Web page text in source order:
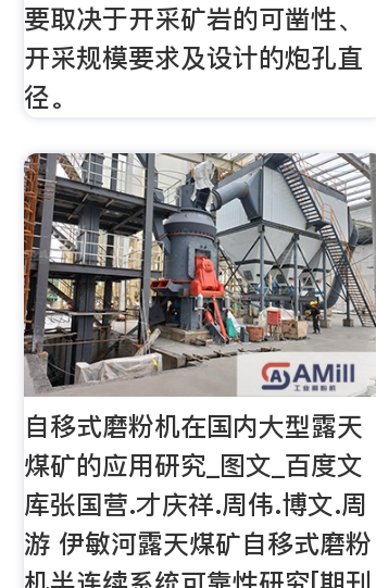
要取决于开采矿岩的可凿性、
开采规模要求及设计的炮孔直
径。
自移式磨粉机在国内大型露天
煤矿的应用研究_图文_百度文
库张国营.才庆祥.周伟.博文.周
游 伊敏河露天煤矿自移式磨粉